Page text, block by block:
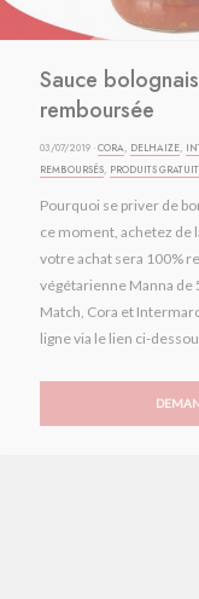
Sauce
remboursée
03/07/2019 ·CORA, DELHAIZE,
REMBOURSÉS, PRODUITS
Pourquoi se priver de
ce moment, achetez de
votre achat sera 100%
végétarienne Manna de
Match, Cora et
ligne via le lien ci-